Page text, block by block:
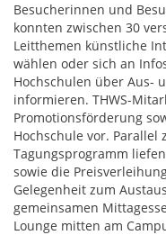
Besucherinnen und
konnten zwischen 30
Leitthemen künstliche
wählen oder sich an
Hochschulen über Aus-
informieren. THWS-
Promotionsförderung
Hochschule vor. Parallel
Tagungsprogramm
sowie die
Gelegenheit zum
gemeinsamen
Lounge mitten am